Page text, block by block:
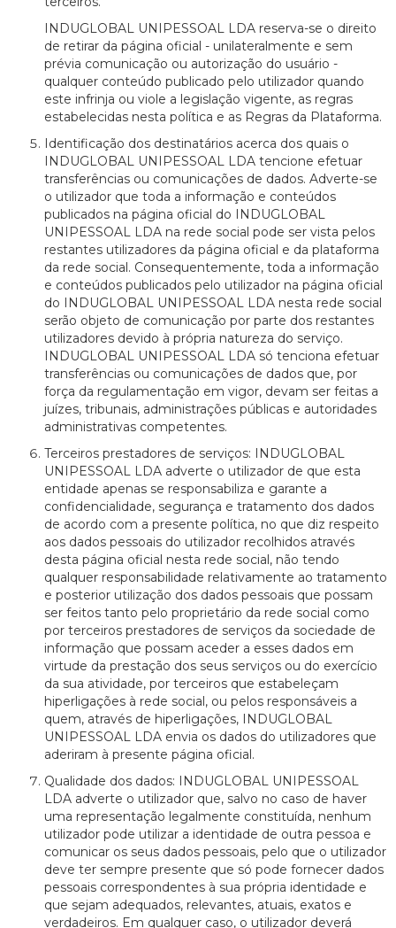
INDUGLOBAL UNIPESSOAL LDA reserva-se o direito
de retirar da página oficial - unilateralmente e sem
prévia comunicação ou autorização do usuário -
qualquer conteúdo publicado pelo utilizador quando
este infrinja ou viole a legislação vigente, as regras
estabelecidas nesta política e as Regras da Plataforma.
Identificação dos destinatários acerca dos quais o
INDUGLOBAL UNIPESSOAL LDA tencione efetuar
transferências ou comunicações de dados. Adverte-se
o utilizador que toda a informação e conteúdos
publicados na página oficial do INDUGLOBAL
UNIPESSOAL LDA na rede social pode ser vista pelos
restantes utilizadores da página oficial e da plataforma
da rede social. Consequentemente, toda a informação
e conteúdos publicados pelo utilizador na página oficial
do INDUGLOBAL UNIPESSOAL LDA nesta rede social
serão objeto de comunicação por parte dos restantes
utilizadores devido à própria natureza do serviço.
INDUGLOBAL UNIPESSOAL LDA só tenciona efetuar
transferências ou comunicações de dados que, por
força da regulamentação em vigor, devam ser feitas a
juízes, tribunais, administrações públicas e autoridades
administrativas competentes.
Terceiros prestadores de serviços: INDUGLOBAL
UNIPESSOAL LDA adverte o utilizador de que esta
entidade apenas se responsabiliza e garante a
confidencialidade, segurança e tratamento dos dados
de acordo com a presente política, no que diz respeito
aos dados pessoais do utilizador recolhidos através
desta página oficial nesta rede social, não tendo
qualquer responsabilidade relativamente ao tratamento
e posterior utilização dos dados pessoais que possam
ser feitos tanto pelo proprietário da rede social como
por terceiros prestadores de serviços da sociedade de
informação que possam aceder a esses dados em
virtude da prestação dos seus serviços ou do exercício
da sua atividade, por terceiros que estabeleçam
hiperligações à rede social, ou pelos responsáveis a
quem, através de hiperligações, INDUGLOBAL
UNIPESSOAL LDA envia os dados do utilizadores que
aderiram à presente página oficial.
Qualidade dos dados: INDUGLOBAL UNIPESSOAL
LDA adverte o utilizador que, salvo no caso de haver
uma representação legalmente constituída, nenhum
utilizador pode utilizar a identidade de outra pessoa e
comunicar os seus dados pessoais, pelo que o utilizador
deve ter sempre presente que só pode fornecer dados
pessoais correspondentes à sua própria identidade e
que sejam adequados, relevantes, atuais, exatos e
verdadeiros. Em qualquer caso, o utilizador deverá